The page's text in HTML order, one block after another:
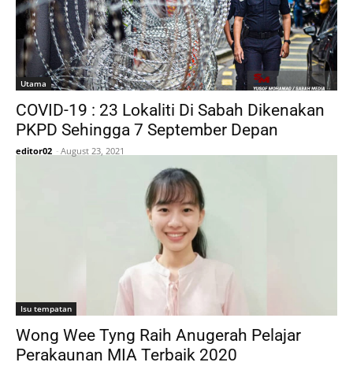
Utama
COVID-19 : 23 Lokaliti Di Sabah Dikenakan
PKPD Sehingga 7 September Depan
editor02 - August 23, 2021
Isu tempatan
Wong Wee Tyng Raih Anugerah Pelajar
Perakaunan MIA Terbaik 2020